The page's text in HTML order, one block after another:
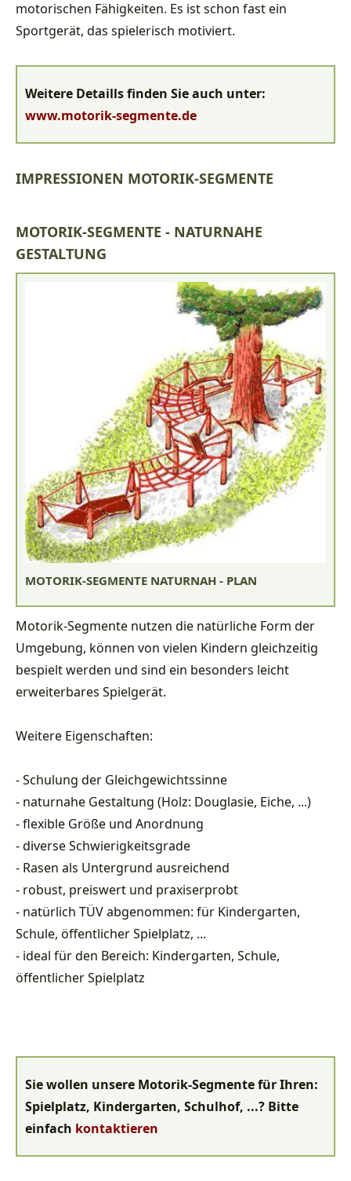
motorischen Fähigkeiten. Es ist schon fast ein
Sportgerät, das spielerisch motiviert.
Weitere Detaills finden Sie auch unter:
www.motorik-segmente.de
IMPRESSIONEN MOTORIK-SEGMENTE
MOTORIK-SEGMENTE - NATURNAHE
GESTALTUNG
MOTORIK-SEGMENTE NATURNAH - PLAN
Motorik-Segmente nutzen die natürliche Form der
Umgebung, können von vielen Kindern gleichzeitig
bespielt werden und sind ein besonders leicht
erweiterbares Spielgerät.
Weitere Eigenschaften:
- Schulung der Gleichgewichtssinne
- naturnahe Gestaltung (Holz: Douglasie, Eiche, ...)
- flexible Größe und Anordnung
- diverse Schwierigkeitsgrade
- Rasen als Untergrund ausreichend
- robust, preiswert und praxiserprobt
- natürlich TÜV abgenommen: für Kindergarten,
Schule, öffentlicher Spielplatz, ...
- ideal für den Bereich: Kindergarten, Schule,
öffentlicher Spielplatz
Sie wollen unsere Motorik-Segmente für Ihren:
Spielplatz, Kindergarten, Schulhof, ...? Bitte
einfach kontaktieren